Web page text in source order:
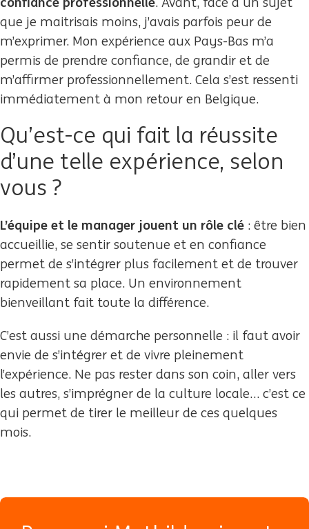
que je maitrisais moins, j’avais parfois peur de
m’exprimer. Mon expérience aux Pays-Bas m’a
permis de prendre confiance, de grandir et de
m’affirmer professionnellement. Cela s’est ressenti
immédiatement à mon retour en Belgique.
Qu’est-ce qui fait la réussite
d’une telle expérience, selon
vous ?
L’équipe et le manager jouent un rôle clé : être bien
accueillie, se sentir soutenue et en confiance
permet de s’intégrer plus facilement et de trouver
rapidement sa place. Un environnement
bienveillant fait toute la différence.
C’est aussi une démarche personnelle : il faut avoir
envie de s’intégrer et de vivre pleinement
l’expérience. Ne pas rester dans son coin, aller vers
les autres, s’imprégner de la culture locale… c’est ce
qui permet de tirer le meilleur de ces quelques
mois.